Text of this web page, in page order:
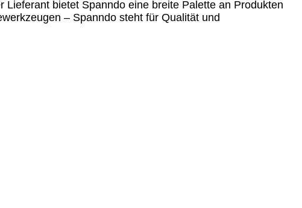
Lieferant bietet Spanndo eine breite Palette an Produkten
– Spanndo steht für Qualität und